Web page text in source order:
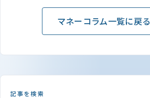
マネーコラム一覧に戻る
記事を検索